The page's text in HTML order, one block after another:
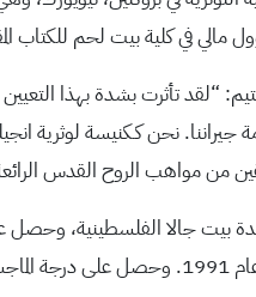
في كلية بيت لحم للكتاب المقدس في
“لقد تأثرت بشدة بهذا التعيين
نحن كـكنيسة لوثرية
من مواهب الروح القدس
اللوثرية.